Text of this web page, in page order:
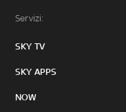
Servizi:
SKY TV
SKY APPS
NOW